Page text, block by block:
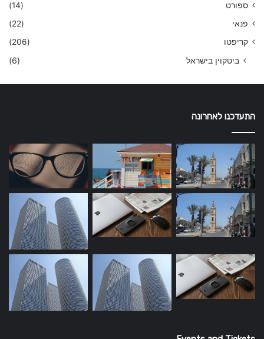
ספורט
(14)
פנאי
(22)
קריפטו
(206)
ביטקוין בישראל (6)
התעדכנו לאחרונה